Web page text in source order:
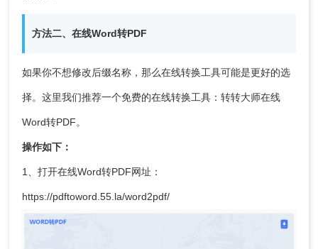
方法二、在线Word转PDF
如果你不想修改后缀名称，那么在线转换工具可能是更好的选
择。这里我们推荐一个免费的在线转换工具：转转大师在线
Word转PDF。
操作如下：
1、打开在线Word转PDF网址：
https://pdftoword.55.la/word2pdf/